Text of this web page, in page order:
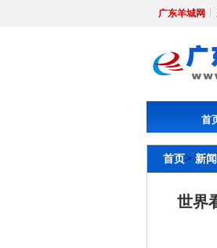
广东羊城网
首
首页> 新闻
世界